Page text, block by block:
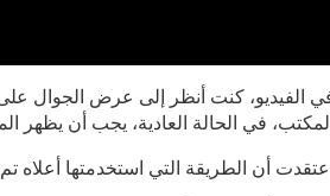
المكتب، في الحالة العادية، يجب أن يظهر
اعتقدت أن الطريقة التي استخدمتها